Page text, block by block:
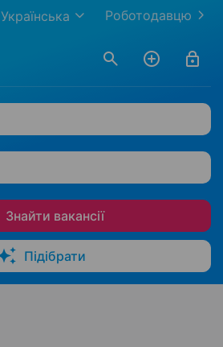
Роботодавцю
Українська
Знайти вакансії
Підібрати